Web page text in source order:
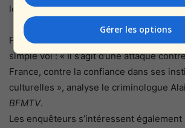
logistique » du réseau, reste activement
Pour certains experts en sécurité, cette
simple vol : « Il s’agit d’une attaque
France, contre la confiance dans ses
culturelles », analyse le criminologue
BFMTV.
Les enquêteurs s’intéressent également
Gérer les options